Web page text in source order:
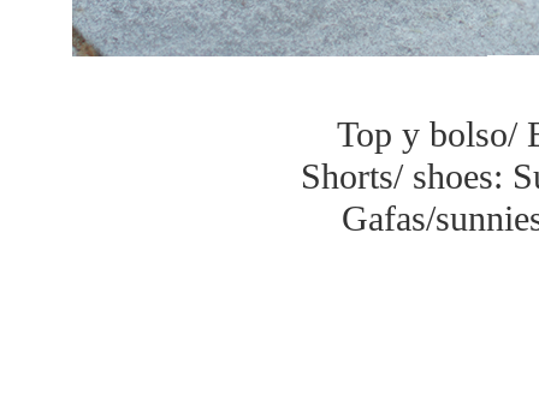
Top y bolso/
Shorts/ shoes:
Gafas/